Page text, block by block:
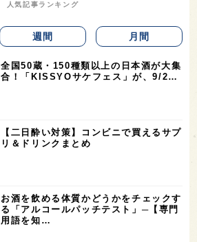
人気記事ランキング
週間 月間
全国50蔵・150種類以上の日本酒が大集
合！「KISSYOサケフェス」が、9/2…
【二日酔い対策】コンビニで買えるサプ
リ＆ドリンクまとめ
お酒を飲める体質かどうかをチェックす
る「アルコールパッチテスト」─【専門
用語を知…